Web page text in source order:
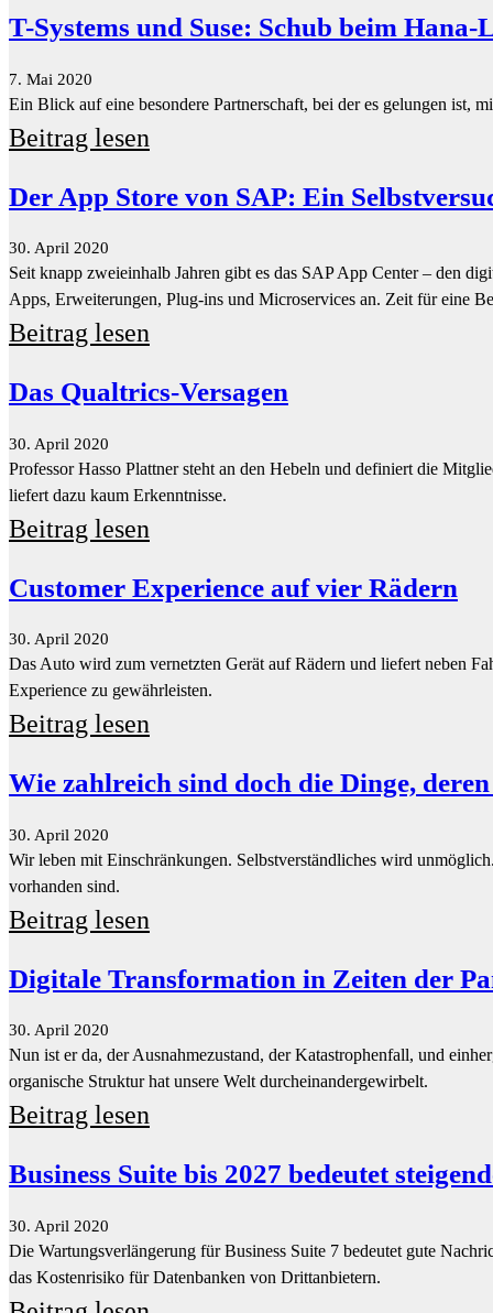
Der App Store von SAP: Ein
30. April 2020
Seit knapp zweieinhalb Jahren gibt es das SAP App Center – den
Apps, Erweiterungen, Plug-ins und Microservices an. Zeit für eine
Das Qualtrics-Versagen
30. April 2020
liefert dazu kaum Erkenntnisse.
Beitrag lesen
Customer Experience auf vier Rädern
30. April 2020
Experience zu gewährleisten.
Wie zahlreich sind doch die Dinge,
30. April 2020
vorhanden sind.
Beitrag lesen
Digitale Transformation in Zeiten der
30. April 2020
organische Struktur hat unsere Welt durcheinandergewirbelt.
Beitrag lesen
Business Suite bis 2027 bedeutet
30. April 2020
das Kostenrisiko für Datenbanken von Drittanbietern.
Beitrag lesen
Eine Umarmung unter Freunden – und
9. April 2020